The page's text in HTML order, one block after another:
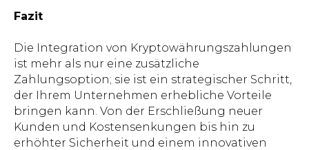
Fazit
Die Integration von Kryptowährungszahlungen
ist mehr als nur eine zusätzliche
Zahlungsoption; sie ist ein strategischer Schritt,
der Ihrem Unternehmen erhebliche Vorteile
bringen kann. Von der Erschließung neuer
Kunden und Kostensenkungen bis hin zu
erhöhter Sicherheit und einem innovativen